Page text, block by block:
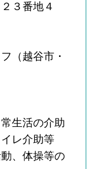
３番地４
（越谷市・
生活の介助
レ介助等
、体操等の